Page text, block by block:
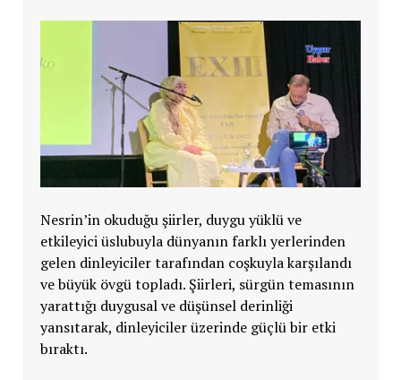
Nesrin’in okuduğu şiirler, duygu yüklü ve
etkileyici üslubuyla dünyanın farklı yerlerinden
gelen dinleyiciler tarafından coşkuyla karşılandı
ve büyük övgü topladı. Şiirleri, sürgün temasının
yarattığı duygusal ve düşünsel derinliği
yansıtarak, dinleyiciler üzerinde güçlü bir etki
bıraktı.